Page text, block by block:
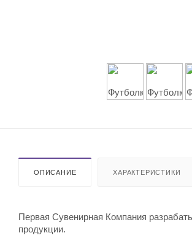
ОПИСАНИЕ ХАРАКТЕРИСТИКИ
Первая Сувенирная Компания
продукции.